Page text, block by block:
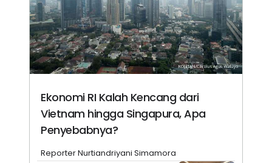
Ekonomi RI Kalah Kencang dari
Vietnam hingga Singapura, Apa
Penyebabnya?
Reporter Nurtiandriyani Simamora